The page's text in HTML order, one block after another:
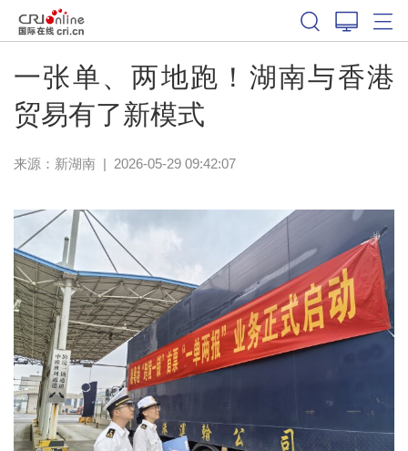
一张单、两地跑！湖南与香港
贸易有了新模式
来源： 新湖南 | 2026-05-29 09:42:07